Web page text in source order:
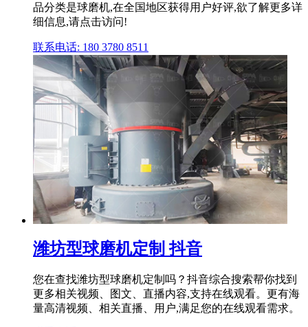
品分类是球磨机,在全国地区获得用户好评,欲了解更多详
细信息,请点击访问!
联系电话: 180 3780 8511
潍坊型球磨机定制 抖音
您在查找潍坊型球磨机定制吗？抖音综合搜索帮你找到
更多相关视频、图文、直播内容,支持在线观看。更有海
量高清视频、相关直播、用户,满足您的在线观看需求。